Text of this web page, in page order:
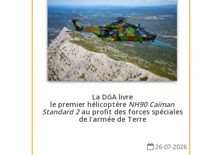
La DGA livre
le premier hélicoptère NH90 Caïman
Standard 2au profit des forces spéciales
de l’armée de Terre
26-07-2026